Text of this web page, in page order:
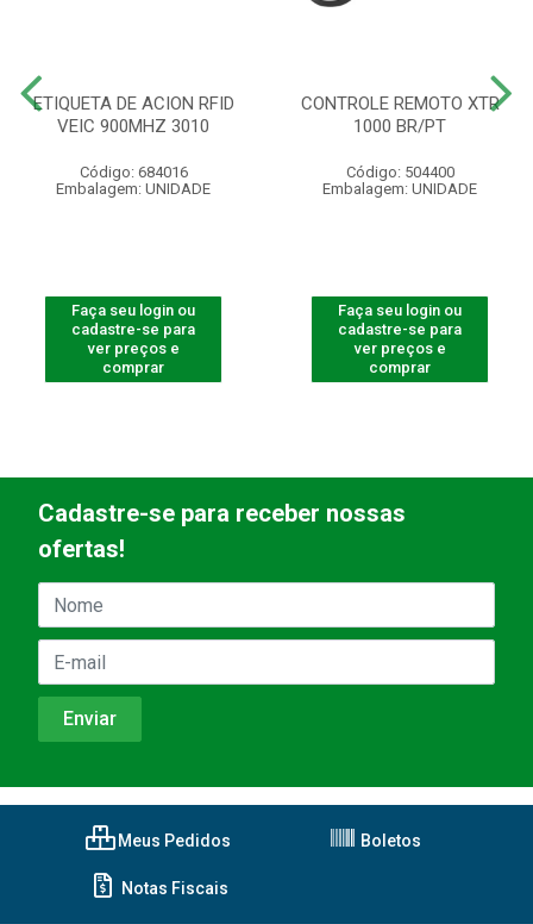
ETIQUETA DE ACION RFID
VEIC 900MHZ 3010
Código: 684016
Embalagem: UNIDADE
Faça seu login ou
cadastre-se para
ver preços e
comprar
CONTROLE REMOTO XTR
1000 BR/PT
Código: 504400
Embalagem: UNIDADE
Faça seu login ou
cadastre-se para
ver preços e
comprar
Cadastre-se para receber nossas
ofertas!
Meus Pedidos Boletos
Notas Fiscais